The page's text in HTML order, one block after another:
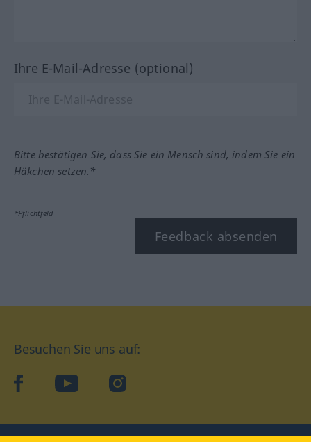
Ihre E-Mail-Adresse (optional)
Bitte bestätigen Sie, dass Sie ein Mensch sind, indem Sie ein
Häkchen setzen.*
*Pflichtfeld
Feedback absenden
Besuchen Sie uns auf:
facebookYouTube Instagram